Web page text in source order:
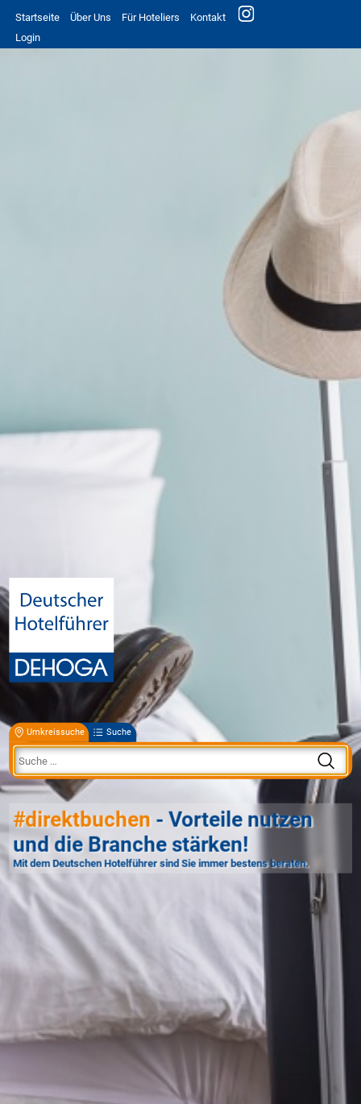
Startseite Über Uns Für Hoteliers
Kontakt
Login
Umkreissuche Suche
#direktbuchen - Vorteile nutzen
und die Branche stärken!
Mit dem Deutschen Hotelführer sind Sie immer bestens beraten.